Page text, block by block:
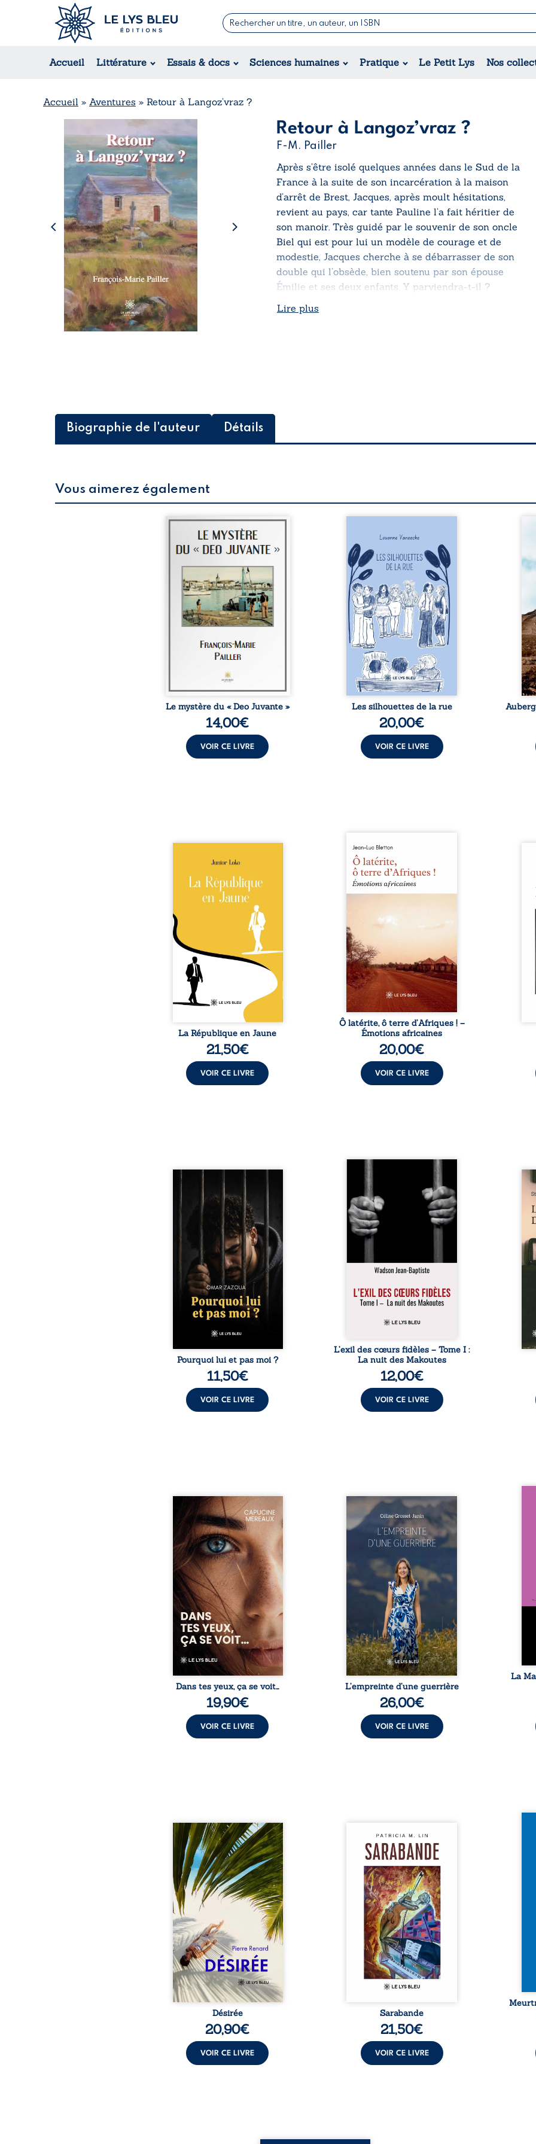
Accueil Littérature Essais & docs Sciences humaines Pratique Le Petit Lys Nos
Romans
Suspense / Thriller / Policier
Romance
Jeunesse
Théâtre
Accueil » Aventures » Retour à Langoz’vraz ?
Retour à Langoz’vraz ?
F-M. Pailler
Après s’être isolé quelques années dans le Sud de la
France à la suite de son incarcération à la maison
d’arrêt de Brest, Jacques, après moult hésitations,
revient au pays, car tante Pauline l’a fait héritier de
son manoir. Très guidé par le souvenir de son oncle
Biel qui est pour lui un modèle de courage et de
modestie, Jacques cherche à se débarrasser de son
double qui l’obsède, bien soutenu par son épouse
Émilie et ses deux enfants. Y parviendra-t-il ?
Lire plus
Biographie de l'auteur Détails
Vous aimerez également
Quel mystère, ce monde des
gens de mer ! Quel mystère, ce
chalutier en bois de 17,60 m,
lequel Maurice, le Patron, n’a
jamais consenti à embarquer
sa nièce Gina ! Mais le récit de
sa campagne à bord, fait par
Pierre-Marie, lui a permis de
naviguer du côté de
Rochebonne et de côtoyer
ceux qui à terre se considèrent
de passage, trouvent plus de
Le mystère du « Deo Juvante »
14,00€
VOIR CE LIVRE
donne la parole à six
personnages ordinaires,
traversés par des pensées, des
émotions et des silences qui
pourraient appartenir à
chacun de nous. À travers
leurs parcours, ce roman invite
à porter un regard différent
sur celles et ceux qui nous
entourent, à deviner ce qui se
cache derrière les apparences
et à s’ouvrir au fourmillement
sensible de notre ...
Les silhouettes de la rue
20,00€
VOIR CE LIVRE
Zi
et
sa
Congo, la naissance de
jumeaux de races différentes
bouleverse l’ordre établi :
Senior est Noir et Junior est
Blanc, bien que nés d’un
couple de Noirs. Très vite,
l’événement attire les médias
internationaux et transforme
le bébé blanc en une figure
emblématique sacrée, investie,
selon certains, d’une mission
salvatrice. Cependant, sous
couvert de ...
La République en Jaune
21,50€
VOIR CE LIVRE
Ô latérite, ô terre d’Afriques !
est un hommage poétique et
authentique aux paysages, aux
rencontres et aux émotions
brutes d’un continent en
reconstruction, entre
souvenirs intimes – la pluie à
Namoungou, le baobab de
Zagtouli – aux portraits
marquants – Thomas Sankara,
Hamadoun Dicko, le Vieux
Biokou – l’auteur partage des
instantanés ...
Ô latérite, ô terre d’Afriques ! –
Émotions africaines
20,00€
VOIR CE LIVRE
par
Pourquoi lui et pas moi ?
raconte le parcours de l’auteur
marqué par les mauvais choix,
la chute et l’épreuve de
l’enfermement. Mais il dévoile
également les espoirs qui lui
ont permis de ne pas renoncer.
Au-delà d’une histoire
personnelle, ce témoignage
interroge le destin, la
responsabilité, la résilience et
la possibilité de se
reconstruire malgré les
obstacles. Un ouvrage ...
Pourquoi lui et pas moi ?
11,50€
VOIR CE LIVRE
« Une nuit suffit parfois pour
briser une famille… mais
certaines fidélités traversent
les années. » Haïti, sous la
dictature des Duvalier. La peur
s’étend jusque dans les
villages les plus reculés. À
Bainet, Jean-Joël Joli mène une
existence paisible avec sa
famille. Chef de section
respecté, il refuse pourtant de
fermer les yeux sur l’injustice.
Mais, dans un ...
L’exil des cœurs fidèles – Tome I :
La nuit des Makoutes
12,00€
VOIR CE LIVRE
Les
la
par-
À seize ans, Violette peine à
trouver sa place dans la
société. Entre timidité,
moqueries et peur du
jugement, elle avance avec le
sentiment d’être différente,
sans comprendre pleinement
ce qui l’habite. Sa rencontre
avec Louise bouleverse ses
certitudes et fait naître en elle
des émotions longtemps
refoulées. Des années plus
tard, alors qu’elle s’apprête à ...
Dans tes yeux, ça se voit…
19,90€
VOIR CE LIVRE
Que reste-t-il de l’enfance
lorsque la maladie impose ses
propres règles ? L’empreinte
d’une guerrière livre, sans
détour, le récit d’un quotidien
bouleversé par la maladie
chronique, l’errance médicale
et de longues hospitalisations.
L’auteure y raconte ce que les
dossiers médicaux taisent : la
peur, l’isolement, l’épuisement
et le sentiment de ne pas ...
L’empreinte d’une guerrière
26,00€
VOIR CE LIVRE
La
La
Au réveil, Pierre, jeune retraité,
découvre qu’il est devenu une
séduisante femme métissée de
trente ans. À peine a-t-il
commencé à apprivoiser ce
nouveau corps qu’Ange surgit
dans sa vie et fait vaciller
toutes ses certitudes. Entre
eux, l’attirance est immédiate,
brûlante jusqu’à ce qu’un
secret familial fasse planer
l’impensable : et s’ils étaient
demi-frère et ...
Désirée
20,90€
VOIR CE LIVRE
Aux chants crépitants de l’été,
Sous le silence ouaté de la
neige en hiver, Au cours de
nuits pâles, Dans la clarté
bienveillante de la lune, Rêves,
pensées, révoltes et espoirs…
Des mots s’assemblent, colorés,
rebelles aux règles de la
poésie, mais chantant en
rythme. Ils forment une
sarabande, passionnée souvent,
Sarabande
21,50€
VOIR CE LIVRE
Et
les